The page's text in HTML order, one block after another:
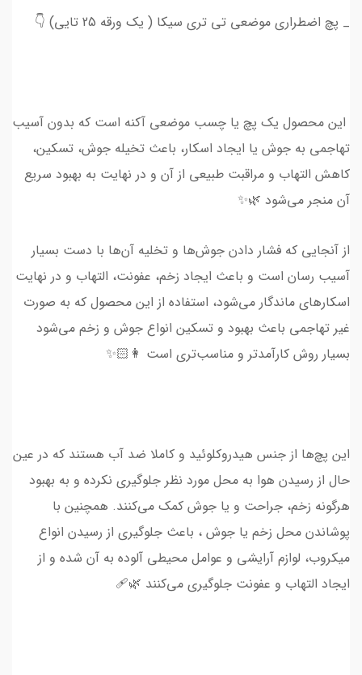
_ پچ اضطراری موضعی تی تری سیکا ( یک ورقه 25 تایی) 👇
این محصول یک پچ یا چسب موضعی آکنه است که بدون آسیب
تهاجمی به جوش یا ایجاد اسکار، باعث تخیله جوش، تسکین،
کاهش التهاب و مراقبت طبیعی از آن و در نهایت به بهبود سریع‌
آن منجر می‌شود 🌿✨
از آنجایی که فشار دادن جوش‌ها و تخلیه آن‌ها با دست بسیار
آسیب رسان است و باعث ایجاد زخم، عفونت، التهاب و در نهایت
اسکارهای ماندگار می‌شود، استفاده از این محصول که به صورت
غیر تهاجمی باعث بهبود و تسکین انواع جوش و زخم می‌شود
بسیار روش کارآمدتر و مناسب‌تری است 👩🏻✨
این پچ‌ها از جنس هیدروکلوئید و کاملا ضد آب هستند که در عین
حال از رسیدن هوا به محل مورد نظر جلوگیری نکرده و به بهبود
هرگونه زخم، جراحت و یا جوش کمک می‌کنند. همچنین با
پوشاندن محل زخم یا جوش ، باعث جلوگیری از رسیدن انواع
میکروب، لوازم آرایشی و عوامل محیطی آلوده به آن شده و از
ایجاد التهاب و عفونت جلوگیری می‌کنند 🌿🩹